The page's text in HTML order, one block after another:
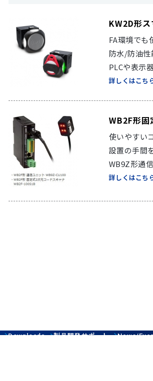
KW2D形
FA環境でも
防水/防油性
PLCや表示
詳しくはこち
WB2F形固
使いやすい
設置の手間
WB9Z形通
詳しくはこち
Downloads 製品開発サポート News/